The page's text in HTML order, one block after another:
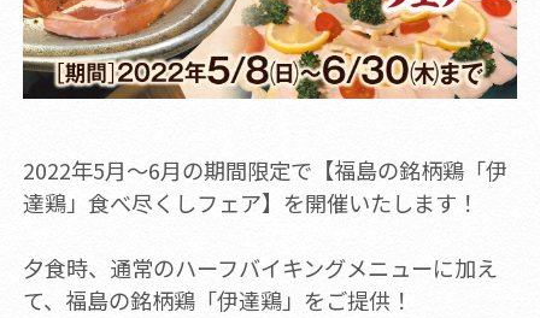
2022年5月～6月の期間限定で【福島の銘柄鶏「伊
達鶏」食べ尽くしフェア】を開催いたします！
夕食時、通常のハーフバイキングメニューに加え
て、福島の銘柄鶏「伊達鶏」をご提供！